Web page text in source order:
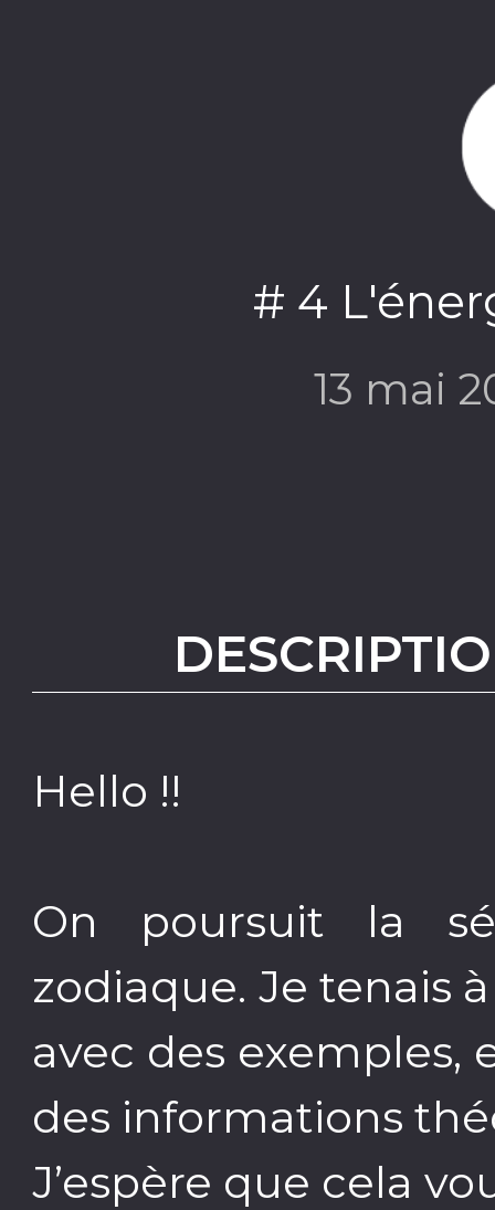
# 4
13 mai
Hello !!
On poursuit la
zodiaque. Je tenais
avec des exemples,
des informations
J’espère que cela